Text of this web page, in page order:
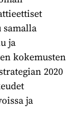
samalla
ja
kokemusten
2020
ja